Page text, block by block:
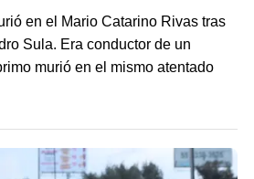
en el Mario Catarino Rivas tras
Sula. Era conductor de un
murió en el mismo atentado